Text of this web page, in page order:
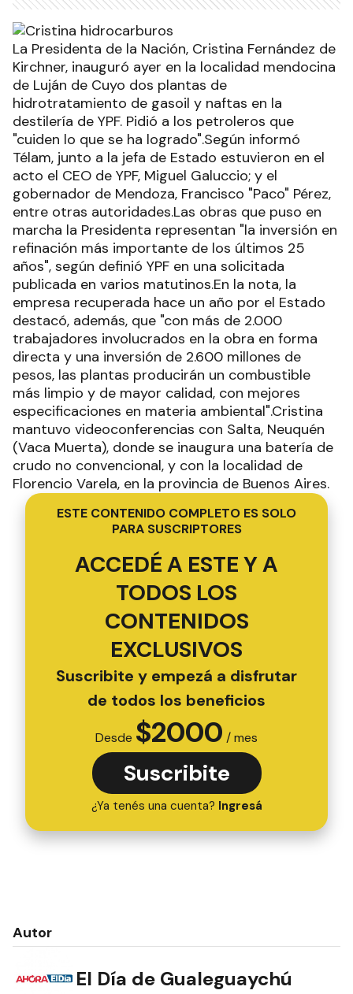
La Presidenta de la Nación, Cristina Fernández de
Kirchner, inauguró ayer en la localidad mendocina
de Luján de Cuyo dos plantas de
hidrotratamiento de gasoil y naftas en la
destilería de YPF. Pidió a los petroleros que
"cuiden lo que se ha logrado".Según informó
Télam, junto a la jefa de Estado estuvieron en el
acto el CEO de YPF, Miguel Galuccio; y el
gobernador de Mendoza, Francisco "Paco" Pérez,
entre otras autoridades.Las obras que puso en
marcha la Presidenta representan "la inversión en
refinación más importante de los últimos 25
años", según definió YPF en una solicitada
publicada en varios matutinos.En la nota, la
empresa recuperada hace un año por el Estado
destacó, además, que "con más de 2.000
trabajadores involucrados en la obra en forma
directa y una inversión de 2.600 millones de
pesos, las plantas producirán un combustible
más limpio y de mayor calidad, con mejores
especificaciones en materia ambiental".Cristina
mantuvo videoconferencias con Salta, Neuquén
(Vaca Muerta), donde se inaugura una batería de
crudo no convencional, y con la localidad de
Florencio Varela, en la provincia de Buenos Aires.
ESTE CONTENIDO COMPLETO ES SOLO
PARA SUSCRIPTORES
ACCEDÉ A ESTE Y A
TODOS LOS
CONTENIDOS
EXCLUSIVOS
Suscribite y empezá a disfrutar
de todos los beneficios
Desde $2000 / mes
Suscribite
¿Ya tenés una cuenta? Ingresá
Autor
El Día de Gualeguaychú